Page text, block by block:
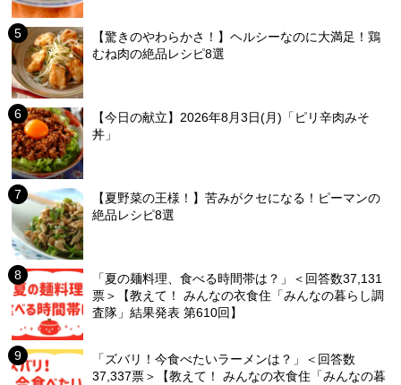
【驚きのやわらかさ！】ヘルシーなのに大満足！鶏
むね肉の絶品レシピ8選
【今日の献立】2026年8月3日(月)「ピリ辛肉みそ
丼」
【夏野菜の王様！】苦みがクセになる！ピーマンの
絶品レシピ8選
「夏の麺料理、食べる時間帯は？」＜回答数37,131
票＞【教えて！ みんなの衣食住「みんなの暮らし調
査隊」結果発表 第610回】
「ズバリ！今食べたいラーメンは？」＜回答数
37,337票＞【教えて！ みんなの衣食住「みんなの暮